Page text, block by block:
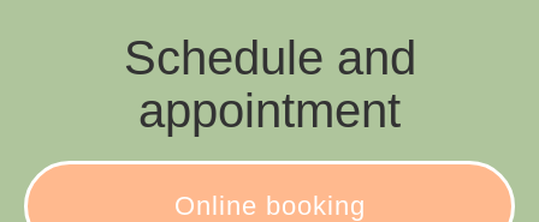
Schedule and
appointment
Online booking